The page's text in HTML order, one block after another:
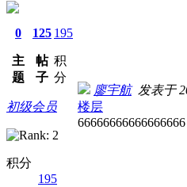
0
主
题
125
帖
子
195
积
分
初级会员
积分
195
廖宇航发表于
楼层
66666666666666666